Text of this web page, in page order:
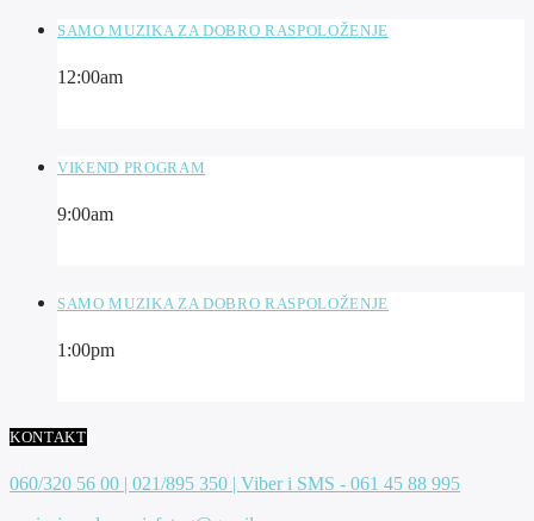
SAMO MUZIKA ZA DOBRO RASPOLOŽENJE
12:00am
VIKEND PROGRAM
9:00am
SAMO MUZIKA ZA DOBRO RASPOLOŽENJE
1:00pm
KONTAKT
060/320 56 00 | 021/895 350 | Viber i SMS - 061 45 88 995